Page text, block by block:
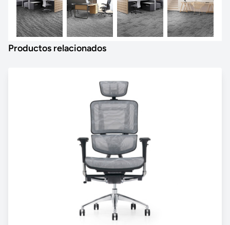
Productos relacionados